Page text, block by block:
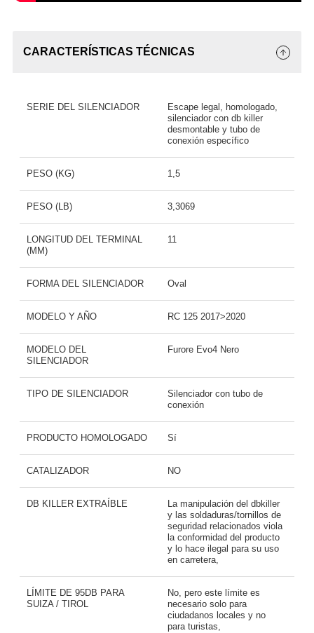
CARACTERÍSTICAS TÉCNICAS
SERIE DEL SILENCIADOR
Escape legal, homologado,
silenciador con db killer
desmontable y tubo de
conexión específico
PESO (KG) 1,5
PESO (LB) 3,3069
LONGITUD DEL TERMINAL
(MM)
11
FORMA DEL SILENCIADOR Oval
MODELO Y AÑO RC 125 2017>2020
MODELO DEL
SILENCIADOR
Furore Evo4 Nero
TIPO DE SILENCIADOR
Silenciador con tubo de
conexión
PRODUCTO HOMOLOGADO Sí
CATALIZADOR NO
DB KILLER EXTRAÍBLE
La manipulación del dbkiller
y las soldaduras/tornillos de
seguridad relacionados viola
la conformidad del producto
y lo hace ilegal para su uso
en carretera,
LÍMITE DE 95DB PARA
SUIZA / TIROL
No, pero este límite es
necesario solo para
ciudadanos locales y no
para turistas,